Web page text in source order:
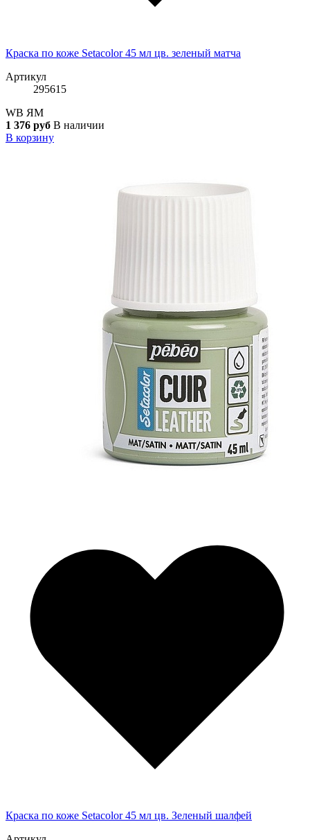
Краска по коже Setacolor 45 мл цв. зеленый матча
Артикул
295615
WB ЯМ
1 376 руб В наличии
В корзину
Краска по коже Setacolor 45 мл цв. Зеленый шалфей